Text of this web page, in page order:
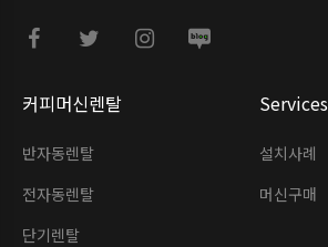
커피머신렌탈
반자동렌탈
전자동렌탈
단기렌탈
Services
설치사례
머신구매